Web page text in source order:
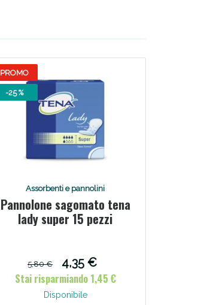
PROMO
-25 %
Assorbenti e pannolini
Pannolone sagomato tena
lady super 15 pezzi
5,80 €
4,35 €
Stai risparmiando 1,45 €
Disponibile